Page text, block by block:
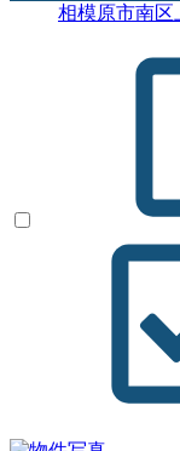
相模原市南区